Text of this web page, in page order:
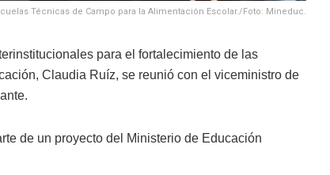
Técnicas de Campo para la Alimentación Escolar./Foto: Mineduc.
para el fortalecimiento de las
Claudia Ruíz, se reunió con el viceministro de
de un proyecto del Ministerio de Educación